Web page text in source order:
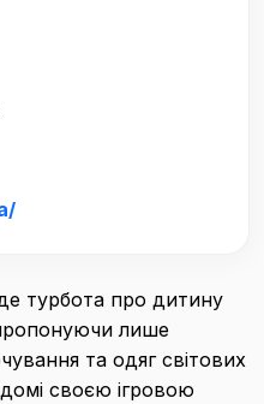
турбота про дитину
лише
та одяг світових
своєю ігровою